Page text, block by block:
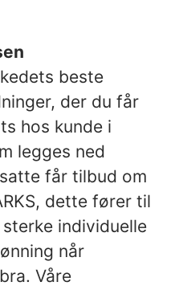
beste
der du får
hos kunde i
legges ned
får tilbud om
dette fører til
individuelle
når
Våre